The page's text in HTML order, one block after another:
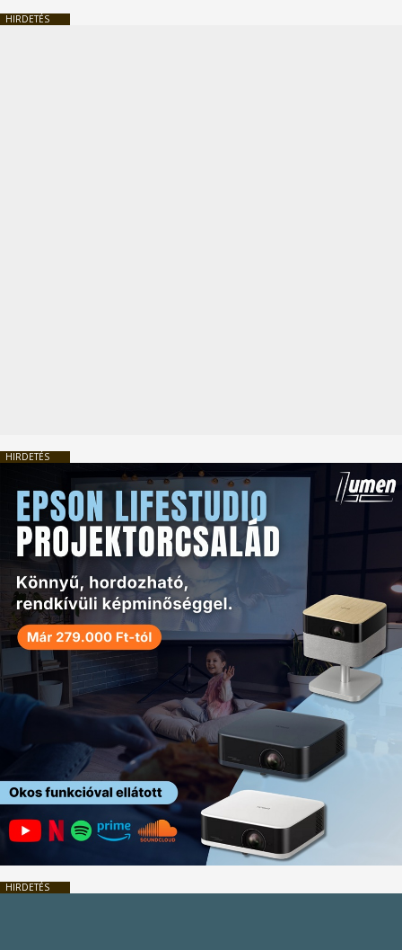
HIRDETÉS
HIRDETÉS
HIRDETÉS